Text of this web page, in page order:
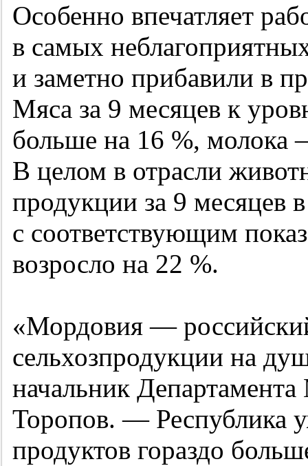
Особенно впечатляет
в самых
и заметно прибавили в
Мяса за 9 месяцев к
больше на 16 %,
В целом в отрасли
продукции за 9 месяцев
с соответствующим
возросло на 22 %.
«Мордовия —
сельхозпродукции на
начальник
Торопов. — Республика
продуктов гораздо